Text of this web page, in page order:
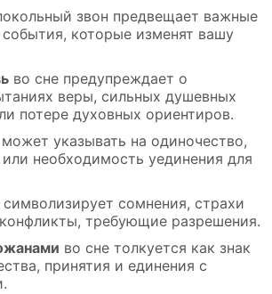
звон предвещает важные
которые изменят вашу
во сне предупреждает о
веры, сильных душевных
потере духовных ориентиров.
может указывать на одиночество,
необходимость уединения для
символизирует сомнения, страхи
требующие разрешения.
во сне толкуется как знак
принятия и единения с